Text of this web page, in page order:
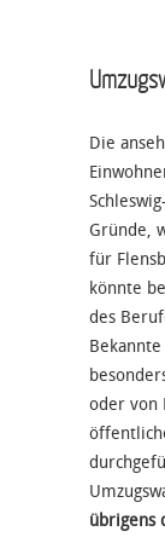
Die
Gründe,
für
könnte
des
oder von
übrigens